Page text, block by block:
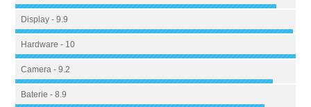
Display - 9.9
Hardware - 10
Camera - 9.2
Baterie - 8.9